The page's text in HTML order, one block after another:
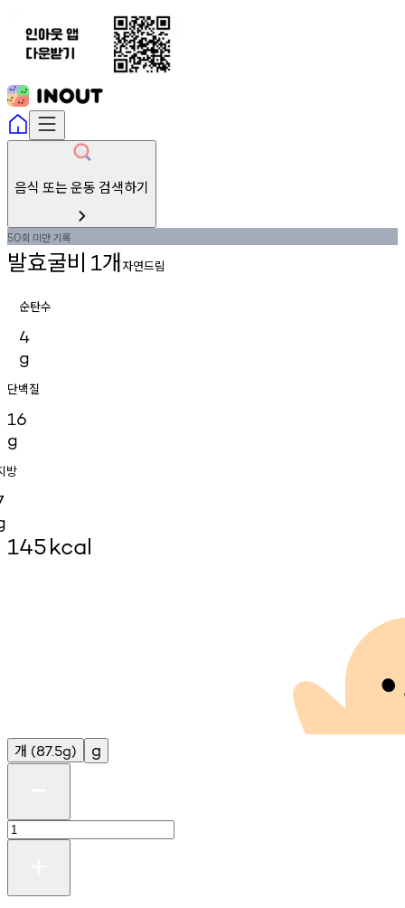
음식 또는 운동 검색하기
50회 미만기록
발효굴비 1개자연드림
순탄수
4
g
단백질
16
g
방
145kcal
개 (87.5g) g